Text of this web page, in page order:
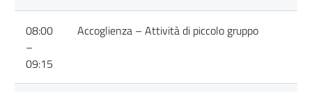
08:00
–
09:15
Accoglienza – Attività di piccolo gruppo